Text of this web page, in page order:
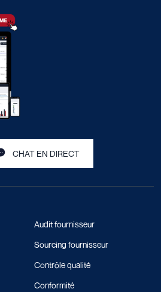
CHAT EN DIRECT
Audit fournisseur
Sourcing fournisseur
Contrôle qualité
Conformité